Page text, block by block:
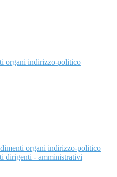
organi indirizzo-politico
organi indirizzo-politico
dirigenti - amministrativi